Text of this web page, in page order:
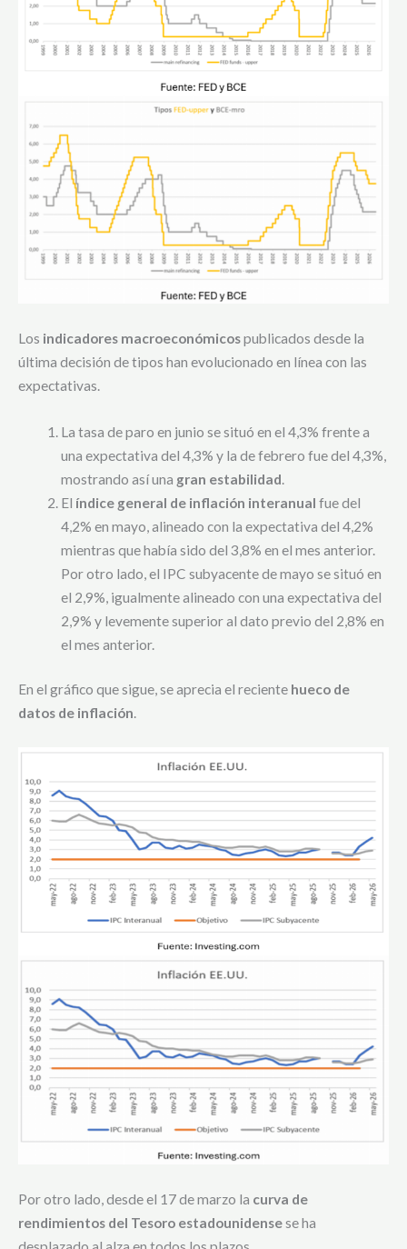
Los indicadores macroeconómicospublicados desde la
última decisión de tipos han evolucionado en línea con las
expectativas.
La tasa de paro en junio se situó en el 4,3% frente a
una expectativa del 4,3% y la de febrero fue del 4,3%,
mostrando así una gran estabilidad.
El índice general de inflación interanual fue del
4,2% en mayo, alineado con la expectativa del 4,2%
mientras que había sido del 3,8% en el mes anterior.
Por otro lado, el IPC subyacente de mayo se situó en
el 2,9%, igualmente alineado con una expectativa del
2,9% y levemente superior al dato previo del 2,8% en
el mes anterior.
En el gráfico que sigue, se aprecia el reciente hueco de
datos de inflación.
Por otro lado, desde el 17 de marzo la curva de
rendimientos del Tesoro estadounidensese ha